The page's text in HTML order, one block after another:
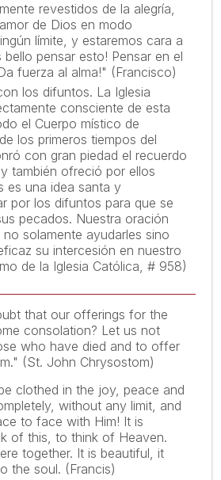
revestidos de la alegría,
de Dios en modo
límite, y estaremos cara a
bello pensar esto! Pensar en el
fuerza al alma!" (Francisco)
los difuntos. La Iglesia
consciente de esta
el Cuerpo místico de
los primeros tiempos del
con gran piedad el recuerdo
también ofreció por ellos
es una idea santa y
por los difuntos para que se
pecados. Nuestra oración
solamente ayudarles sino
su intercesión en nuestro
de la Iglesia Católica, # 958)
that our offerings for the
consolation? Let us not
who have died and to offer
(St. John Chrysostom)
clothed in the joy, peace and
without any limit, and
to face with Him! It is
of this, to think of Heaven.
together. It is beautiful, it
the soul. (Francis)